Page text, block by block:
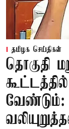
தமிழக செய்திகள்
தொகுதி
வேண்டும்: